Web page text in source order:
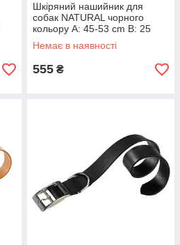
Шкіряний нашийник для
собак NATURAL чорного
кольору A: 45-53 cm B: 25
mm
Немає в наявності
555 ₴